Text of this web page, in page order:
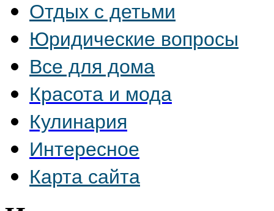
Отдых с детьми
Юридические вопросы
Все для дома
Красота и мода
Кулинария
Интересное
Карта сайта